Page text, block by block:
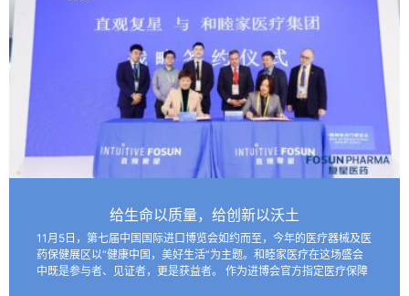
给生命以质量，给创新以沃土
11月5日，第七届中国国际进口博览会如约而至，今年的医疗器械及医
药保健展区以“健康中国，美好生活”为主题。和睦家医疗在这场盛会
中既是参与者、见证者，更是获益者。 作为进博会官方指定医疗保障